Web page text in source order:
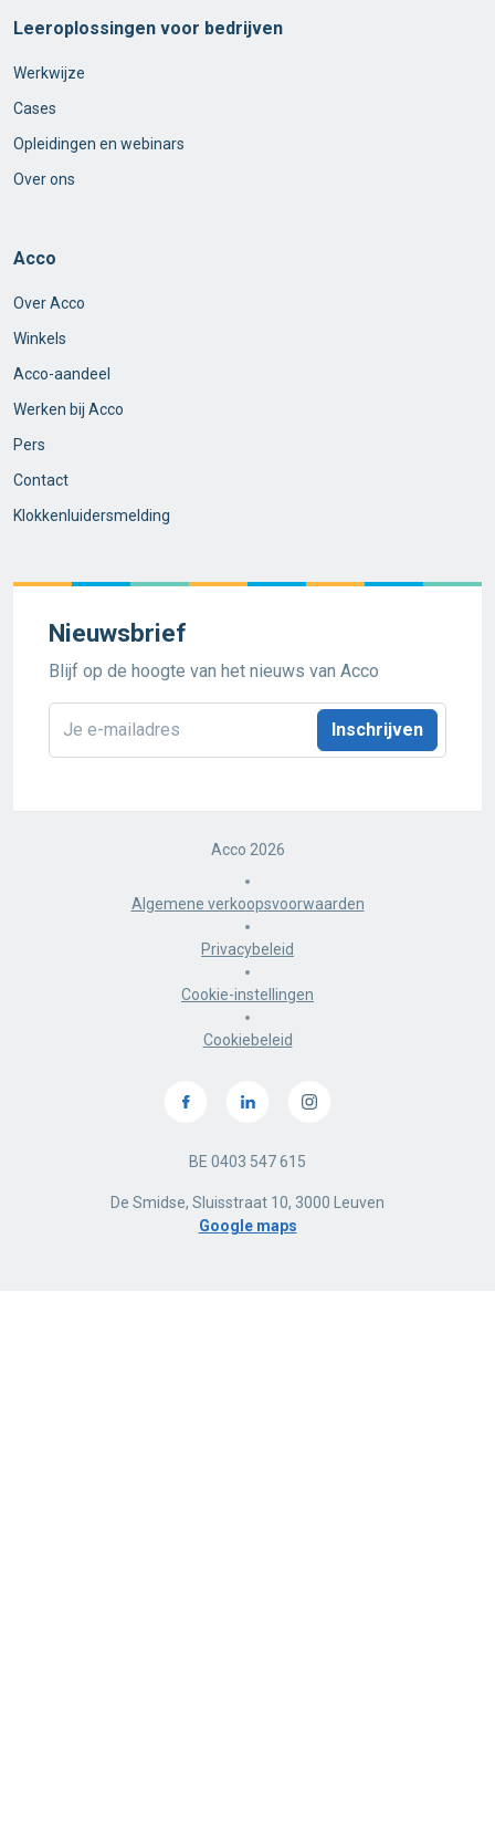
Leeroplossingen voor bedrijven
Werkwijze
Cases
Opleidingen en webinars
Over ons
Acco
Over Acco
Winkels
Acco-aandeel
Werken bij Acco
Pers
Contact
Klokkenluidersmelding
Nieuwsbrief
Blijf op de hoogte van het nieuws van Acco
Acco 2026
Algemene verkoopsvoorwaarden
Privacybeleid
Cookie-instellingen
Cookiebeleid
BE 0403 547 615
De Smidse, Sluisstraat 10, 3000 Leuven
Google maps